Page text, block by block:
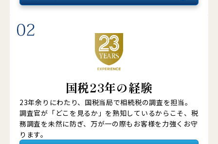
国税23年の経験
23年余りにわたり、国税当局で相続税の調査を担当。
調査官が「どこを見るか」を熟知しているからこそ、税
務調査を未然に防ぎ、万が一の際もお客様を力強くお守
ります。